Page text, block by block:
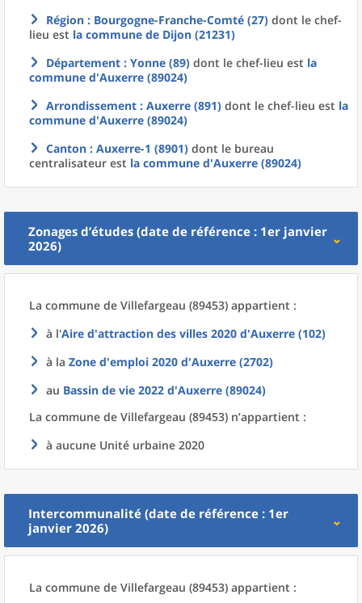
Région : Bourgogne-Franche-Comté (27) dont le chef-
lieu est la commune de Dijon (21231)
Département : Yonne (89) dont le chef-lieu est la
commune d'Auxerre (89024)
Arrondissement : Auxerre (891) dont le chef-lieu est la
commune d'Auxerre (89024)
Canton : Auxerre-1 (8901) dont le bureau
centralisateur est la commune d'Auxerre (89024)
Zonages d’études (date de référence : 1er janvier
2026)
La commune de Villefargeau (89453) appartient :
à l'Aire d'attraction des villes 2020 d'Auxerre (102)
à la Zone d'emploi 2020 d'Auxerre (2702)
au Bassin de vie 2022 d'Auxerre (89024)
La commune de Villefargeau (89453) n’appartient :
à aucune Unité urbaine 2020
Intercommunalité (date de référence : 1er
janvier 2026)
La commune de Villefargeau (89453) appartient :